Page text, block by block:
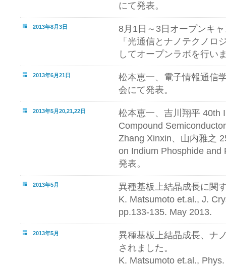
にて発表。
2013年8月3日
8月1日～3日オープンキ
「光通信とナノテクノロ
してオープンラボを行い
2013年6月21日
松本恵一、電子情報通信
会にて発表。
2013年5月20,21,22日
松本恵一、吉川翔平 40th
Compound
Zhang Xinxin、山内雅之
on Indium Phosphide and
発表。
2013年5月
異種基板上結晶成長に関
K. Matsumoto et.al., J.
pp.133-135. May 2013.
2013年5月
異種基板上結晶成長、ナ
されました。
K. Matsumoto et.al.,